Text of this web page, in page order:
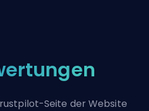
Seite der Website